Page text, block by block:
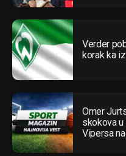
Verder
korak ka
Omer
skokova u
Vipersa